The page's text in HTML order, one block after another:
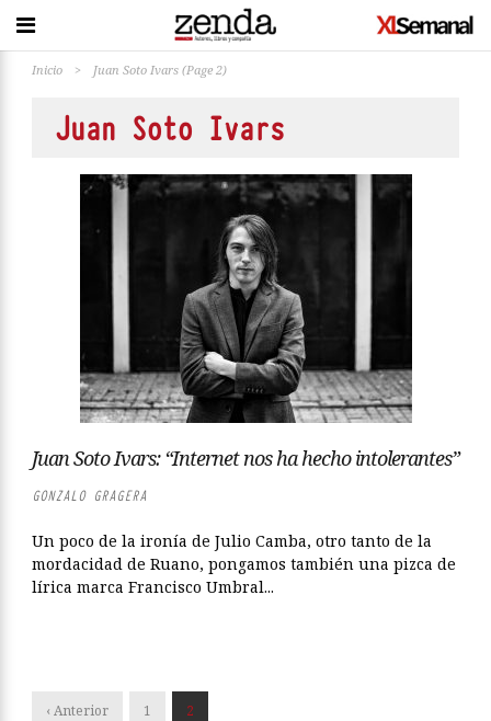
Inicio > Juan Soto Ivars (Page 2)
Juan Soto Ivars
Juan Soto Ivars: “Internet nos ha hecho intolerantes”
GONZALO GRAGERA
Un poco de la ironía de Julio Camba, otro tanto de la
mordacidad de Ruano, pongamos también una pizca de
lírica marca Francisco Umbral...
‹ Anterior 1 2